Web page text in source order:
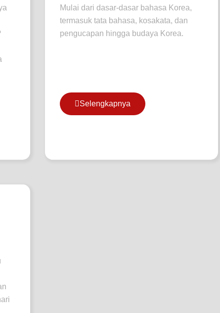
Mulai dari dasar-dasar bahasa Korea,
termasuk tata bahasa, kosakata, dan
pengucapan hingga budaya Korea.
Selengkapnya